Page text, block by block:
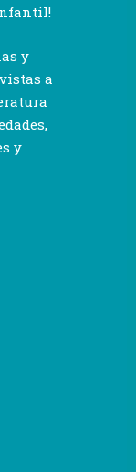
y
a
y